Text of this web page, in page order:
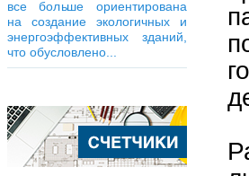
все больше ориентирована
на создание экологичных и
энергоэффективных зданий,
что обусловлено...